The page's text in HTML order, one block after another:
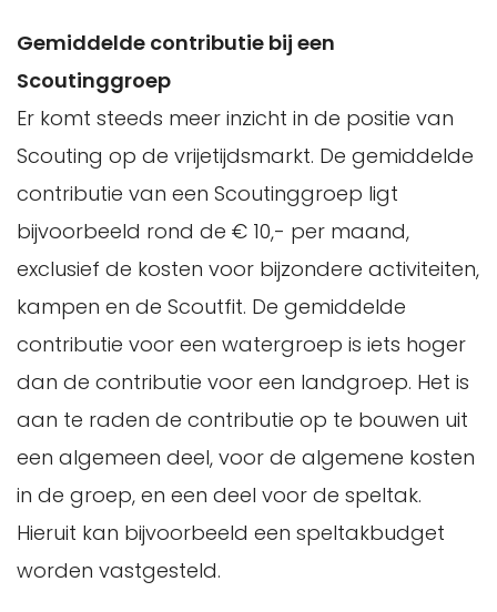
Gemiddelde contributie bij een
Scoutinggroep
Er komt steeds meer inzicht in de positie van
Scouting op de vrijetijdsmarkt. De gemiddelde
contributie van een Scoutinggroep ligt
bijvoorbeeld rond de € 10,- per maand,
exclusief de kosten voor bijzondere activiteiten,
kampen en de Scoutfit. De gemiddelde
contributie voor een watergroep is iets hoger
dan de contributie voor een landgroep. Het is
aan te raden de contributie op te bouwen uit
een algemeen deel, voor de algemene kosten
in de groep, en een deel voor de speltak.
Hieruit kan bijvoorbeeld een speltakbudget
worden vastgesteld.